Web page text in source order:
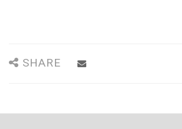
SHARE